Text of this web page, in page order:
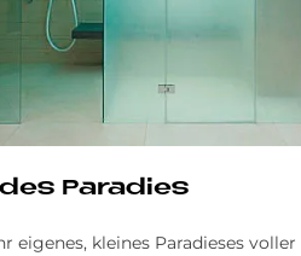
Pa­ra­dies
eigenes, kleines Paradieses voller